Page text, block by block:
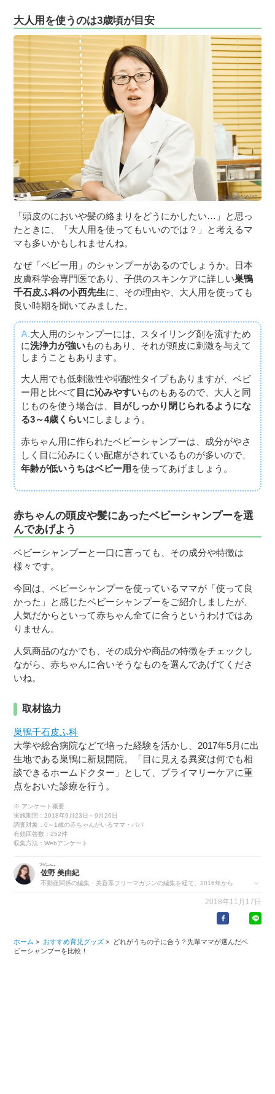
大人用を使うのは3歳頃が目安
「頭皮のにおいや髪の絡まりをどうにかしたい…」と思っ
たときに、「大人用を使ってもいいのでは？」と考えるマ
マも多いかもしれませんね。
なぜ「ベビー用」のシャンプーがあるのでしょうか。日本
皮膚科学会専門医であり、子供のスキンケアに詳しい巣鴨
千石皮ふ科の小西先生に、その理由や、大人用を使っても
良い時期を聞いてみました。
A.大人用のシャンプーには、スタイリング剤を流すため
に洗浄力が強いものもあり、それが頭皮に刺激を与えて
しまうこともあります。
大人用でも低刺激性や弱酸性タイプもありますが、ベビ
ー用と比べて 目に沁みやすいものもあるので、大人と同
じものを使う場合は、
目がしっかり閉じられるようにな
る3～4歳くらいにしましょう。
赤ちゃん用に作られたベビーシャンプーは、成分がやさ
しく目に沁みにくい配慮がされているものが多いので、
年齢が低いうちはベビー用 を使ってあげましょう。
赤ちゃんの頭皮や髪にあったベビーシャンプーを選
んであげよう
ベビーシャンプーと一口に言っても、その成分や特徴は
様々です。
今回は、ベビーシャンプーを使っているママが「使って良
かった」と感じたベビーシャンプーをご紹介しましたが、
人気だからといって赤ちゃん全てに合うというわけではあ
りません。
人気商品のなかでも、その成分や商品の特徴をチェックし
ながら、赤ちゃんに合いそうなものを選んであげてくださ
いね。
取材協力
巣鴨千石皮ふ科
大学や総合病院などで培った経験を活かし、2017年5月に出
生地である巣鴨に新規開院。「目に見える異変は何でも相
談できるホームドクター」として、プライマリーケアに重
点をおいた診療を行う。
※ アンケート概要
実施期間：2018年9月23日～9月26日
調査対象：0～1歳の赤ちゃんがいるママ・パパ
有効回答数：252件
収集方法：Webアンケート
佐野 美由紀
不動産関係の編集・美容系フリーマガジンの編集を経て、2016年から
の子を育てています。流行りのグッズを買ってみたい・とにかく比較し
2018年11月17日
ホーム > おすすめ育児グッズ >
どれがうちの子に合う？先輩ママが選んだベ
ビーシャンプーを比較！